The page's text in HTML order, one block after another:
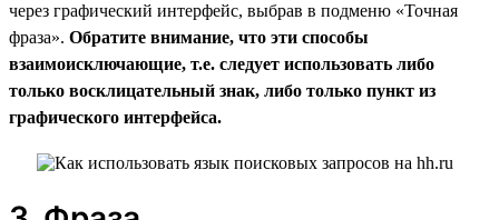
через графический интерфейс, выбрав в подменю «Точная
фраза». Обратите внимание, что эти способы
взаимоисключающие, т.е. следует использовать либо
только восклицательный знак, либо только пункт из
графического интерфейса.